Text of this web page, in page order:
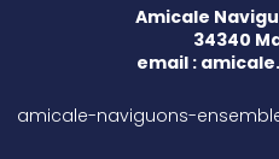
Amicale
34340
email :
amicale-naviguons-